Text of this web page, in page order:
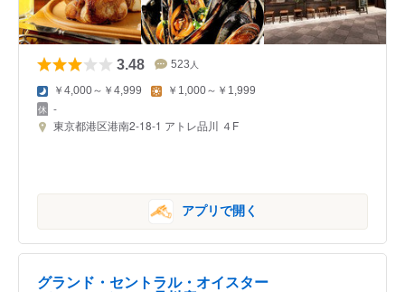
3.48 523 人
￥4,000～￥4,999 ￥1,000～￥1,999
-
東京都港区港南2-18-1 アトレ品川 ４F
アプリで開く
グランド・セントラル・オイスター